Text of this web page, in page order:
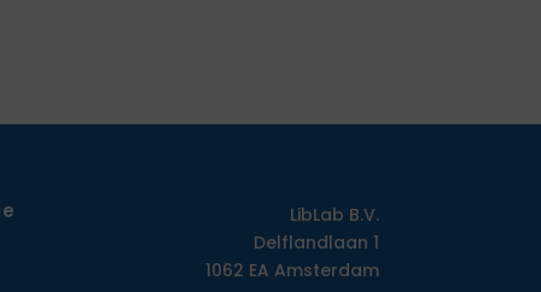
LibLab B.V.
Delflandlaan 1
1062 EA Amsterdam